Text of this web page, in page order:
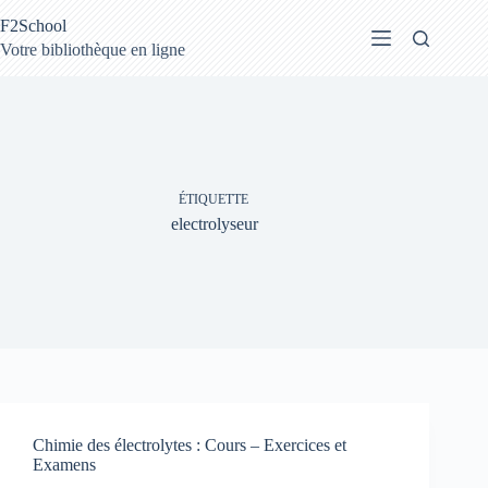
au
contenu
F2School
Votre bibliothèque en ligne
ÉTIQUETTE
electrolyseur
Chimie des électrolytes : Cours – Exercices et
Examens